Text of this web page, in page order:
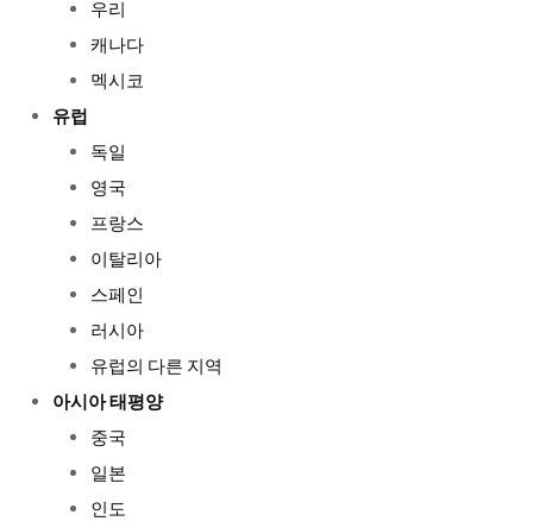
우리
캐나다
멕시코
유럽
독일
영국
프랑스
이탈리아
스페인
러시아
유럽의 다른 지역
아시아 태평양
중국
일본
인도